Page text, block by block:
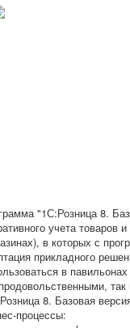
"1С:Розница 8.
учета товаров
в которых с
прикладного
в
8. Базовая
процессы: